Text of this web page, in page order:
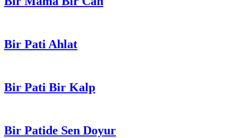
Bir Pati Ahlat
Bir Pati Bir Kalp
Bir Patide Sen Doyur